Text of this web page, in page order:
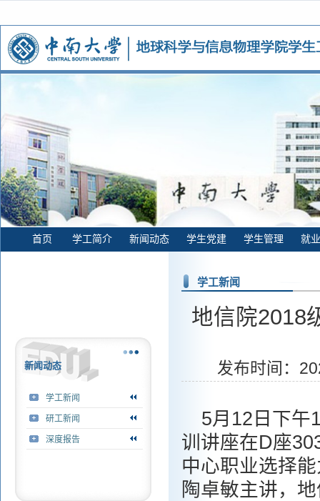
首页 学工简介 新闻动态 学生党建 学生管理 就
新闻动态
学工新闻
研工新闻
深度报告
学工新闻
地信院2018
发布时间：
5月12日下午
训讲座在D座
中心职业选择
陶卓敏主讲，